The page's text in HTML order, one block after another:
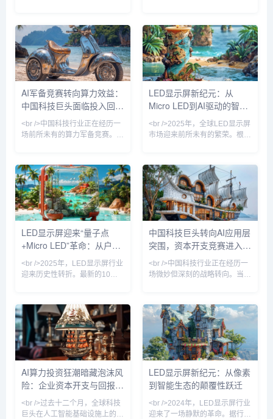
刷到一段金属指尖陀螺的视频。
那个在指尖高速旋转、发出机械
声响的小物件，在瞬间为他提供
了一种奇特的解压感。“当时就
觉得这种东西太有意思了。”钱
正阳在接受《天下网商》专访时
回忆道，“这种金属、会转、能
响的EDC玩具，一看到就有一
现，最终导向了一次彻底的职业
转向...
季度全球LED显示屏出货量同比
增长23%，其中Mini/Micro LED
产品占比首次突破15%，成为增
长最快的细分赛道。多家头部厂
商在集邦咨询的论坛上透露，
Micro LED芯片良率已提升至
99.99%，成本较三年前下降
70%，这让原本只存在于实验室
AI军备竞赛转向算力效益：
中国科技巨头面临投入回报
大考
<br />中国科技行业正在经历一
场前所未有的算力军备竞赛。从
开支已攀升至历史最高水平。然
而，随着英伟达高端芯片出口管
制收紧以及国内替代方案尚未完
全成熟，一个尖锐的问题开始浮
现：这场巨额投入究竟何时能够
转化为可持续的商业模式？站长
之家ChinaZ.com的最新产业动
态显示，行业焦点正从“抢卡”转
AI发展进入了一
LED显示屏新纪元：从
Micro LED到AI驱动的智慧
显示革命
<br />2025年，全球LED显示屏
市场迎来前所未有的繁荣。根据
35%，而Micro LED技术正式从
实验室走向量产，成为高端显示
市场的“新宠”。与此同时，AI与
LED显示技术的深度融合，正在
重塑数字户外媒体、商业显示乃
至车载显示的应用场景。从P0.4
超微间距到透明柔性屏，从裸眼
3D到虚拟制片，LED显示屏已
LED显示屏迎来“量子点
+Micro LED”革命：从户外
广告到元宇宙的视觉新纪元
<br />2025年，LED显示屏行业
迎来历史性转折。最新的10篇
技术的结合，正在重新定义“显
示质量”。三星、索尼、利亚德
等头部厂商相继发布基于Micro
LED（微发光二极管）的透明屏
与柔性屏，其峰值亮度突破
10000尼特，色域覆盖率超越
BT.2020标准120%，而功耗仅
为同尺寸LCD的40%。最引人
解决了
中国科技巨头转向AI应用层
突围，资本开支竞赛进入下
半场
<br />中国科技行业正在经历一
场微妙但深刻的战略转向。当全
时，多家头部互联网公司在本季
度财报电话会上悄然调整了叙事
口径：不再将“千卡集群”或“万亿
参数”作为首要卖点，转而强调
AI功能在广告系统、云计算、本
地生活服务等核心业务中的实际
转化率。<br /><br />这一变化
与站长之家（ChinaZ.com）近
根据
AI算力投资狂潮暗藏泡沫风
险：企业资本开支与回报缺
口拉大
<br />过去十二个月，全球科技
巨头在人工智能基础设施上的资
LED显示屏新纪元：从像素
到智能生态的颠覆性跃迁
<br />2024年，LED显示屏行业
迎来了一场静默的革命。据行业